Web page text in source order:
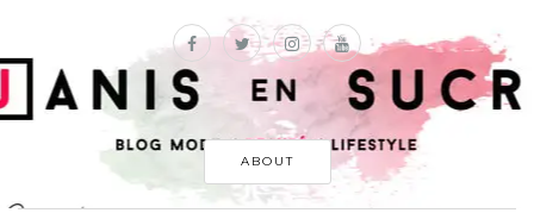
ABOUT